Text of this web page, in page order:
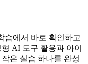
습에서 바로 확인하고
AI 도구 활용과 아이
은 실습 하나를 완성